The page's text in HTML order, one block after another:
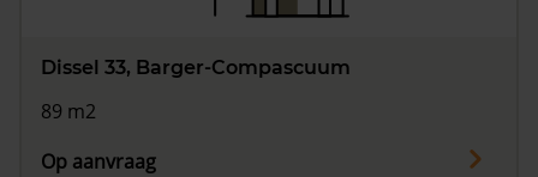
Dissel 33, Barger-Compascuum
89 m2
Op aanvraag